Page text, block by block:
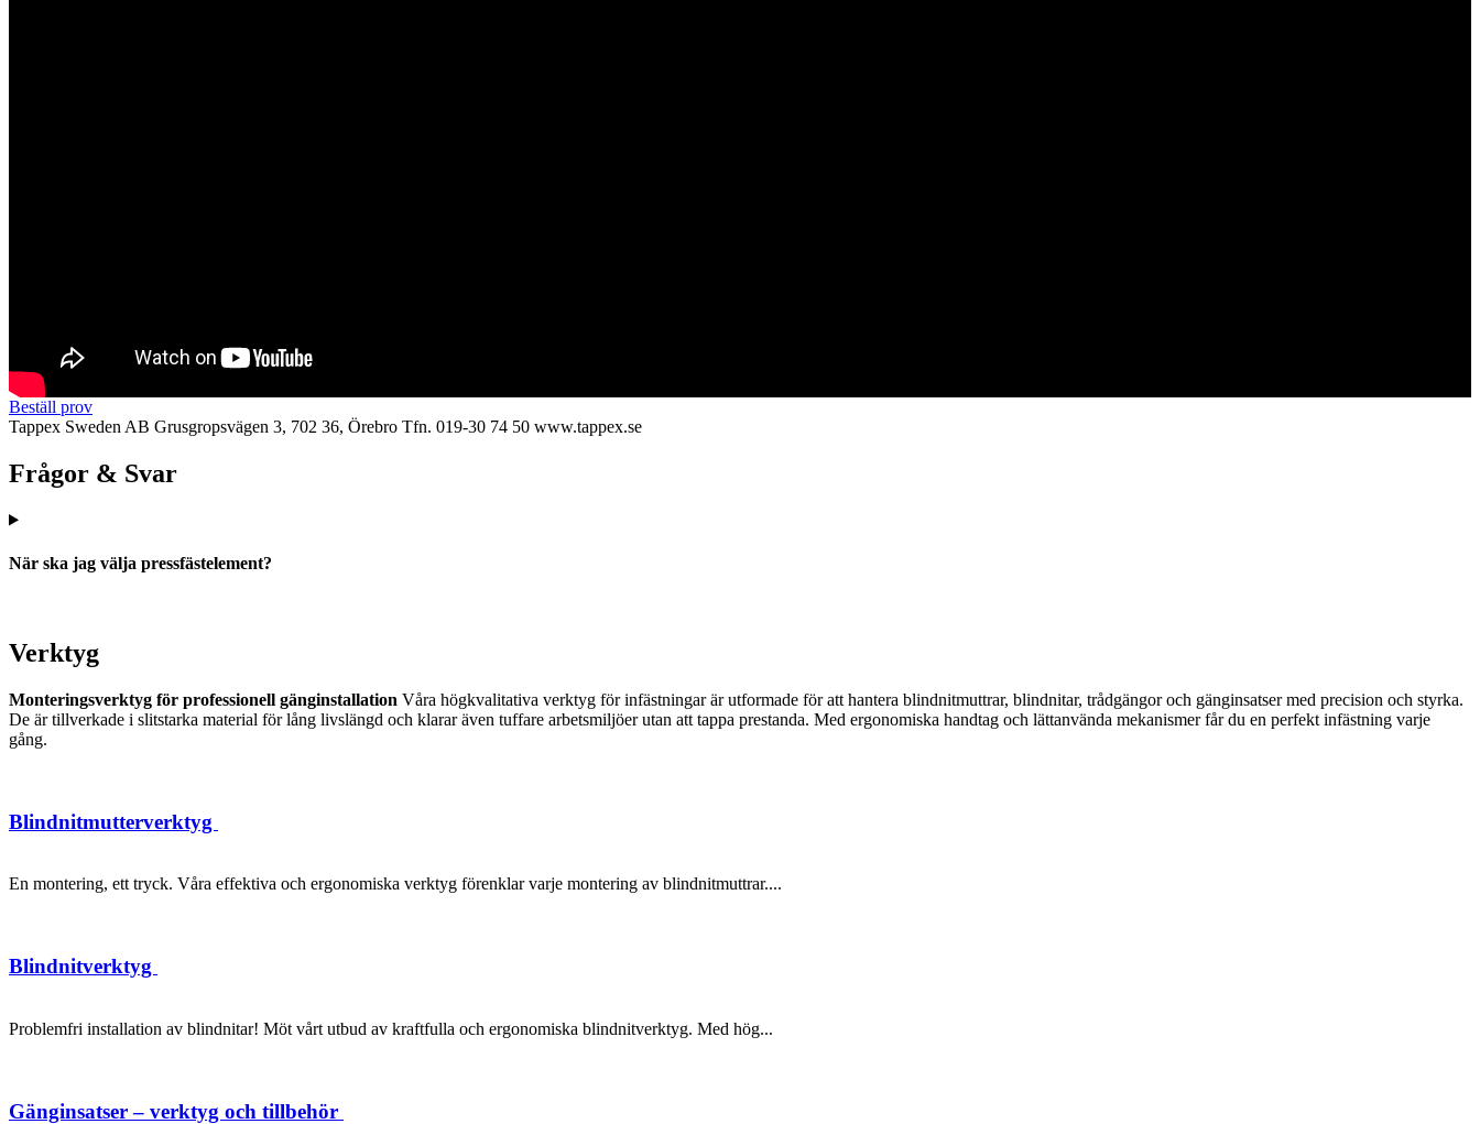
Beställ prov
Tappex Sweden AB Grusgropsvägen 3, 702 36, Örebro Tfn. 019-30 74 50 www.tappex.se
Frågor & Svar
När ska jag välja pressfästelement?
Verktyg
Monteringsverktyg för professionell gänginstallation Våra högkvalitativa verktyg för infästningar är utformade för att hantera blindnitmuttrar, blindnitar, trådgängor och gänginsatser med precision och styrka.
De är tillverkade i slitstarka material för lång livslängd och klarar även tuffare arbetsmiljöer utan att tappa prestanda. Med ergonomiska handtag och lättanvända mekanismer får du en perfekt infästning varje
gång.
Blindnitmutterverktyg
En montering, ett tryck. Våra effektiva och ergonomiska verktyg förenklar varje montering av blindnitmuttrar....
Blindnitverktyg
Problemfri installation av blindnitar! Möt vårt utbud av kraftfulla och ergonomiska blindnitverktyg. Med hög...
Gänginsatser – verktyg och tillbehör